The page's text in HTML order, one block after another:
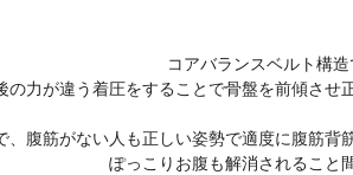
コアバランスベルト構
の力が違う着圧をすることで骨盤を前傾させ
、腹筋がない人も正しい姿勢で適度に腹筋背
ぽっこりお腹も解消されること